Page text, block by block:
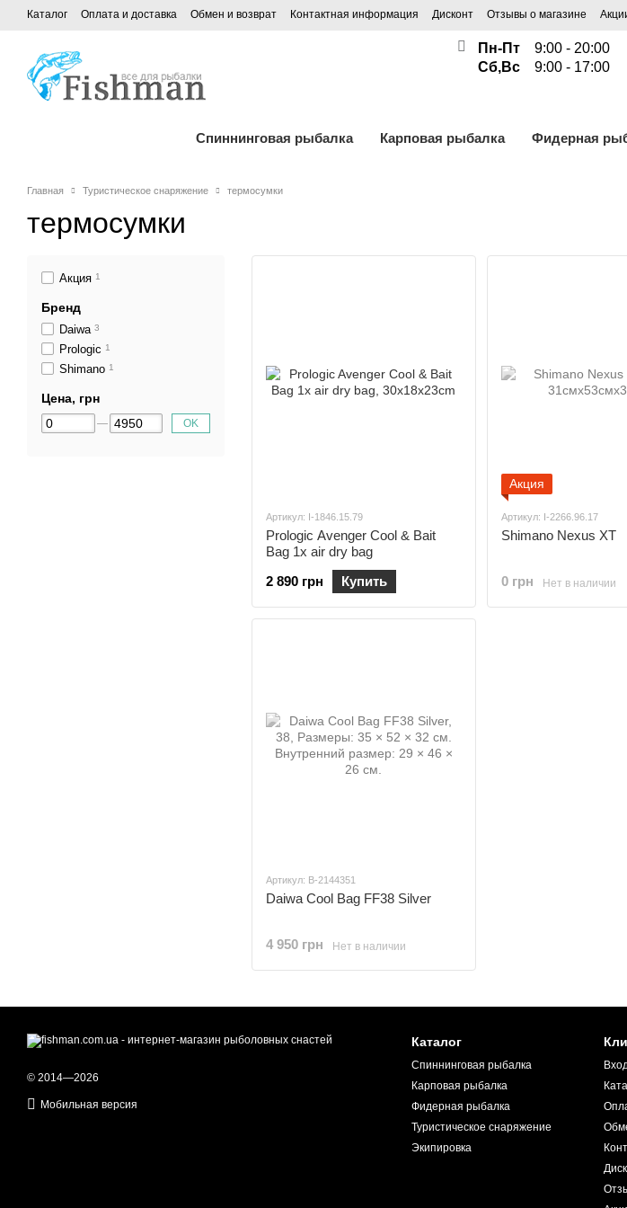
Каталог Оплата и доставка Обмен и возврат Контактная информация Дисконт Отзывы о магазине
Пн-Пт
9:00 - 20:00
Сб,Вс
9:00 - 17:00
Спиннинговая рыбалка Карповая рыбалка Фидерная
Главная Туристическое снаряжение термосумки
термосумки
Артикул: I-1846.15.79
Prologic Avenger Cool & Bait
Bag 1x air dry bag
2 890 грн
Купить
Акция
Артикул: I-2266.96.17
Shimano Nexus XT
0 грн Нет в наличии
Артикул: B-2144351
Daiwa Cool Bag FF38 Silver
4 950 грн Нет в наличии
Акция 1
Бренд
Daiwa 3
Prologic 1
Shimano 1
Цена, грн
OK
© 2014—2026
Мобильная версия
Каталог
Спиннинговая рыбалка
Карповая рыбалка
Фидерная рыбалка
Туристическое снаряжение
Экипировка